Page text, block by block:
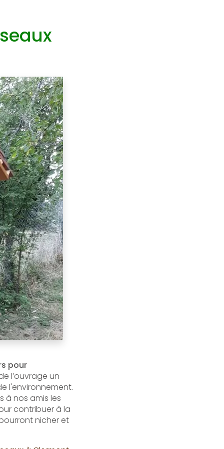
pour
l’ouvrage un
l'environnement.
à nos amis les
contribuer à la
nicher et